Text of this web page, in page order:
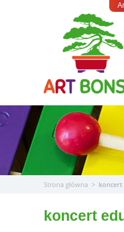
Strona główna > koncert
koncert